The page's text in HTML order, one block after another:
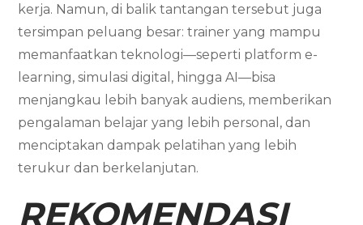
kerja. Namun, di balik tantangan tersebut juga
tersimpan peluang besar: trainer yang mampu
memanfaatkan teknologi—seperti platform e-
learning, simulasi digital, hingga AI—bisa
menjangkau lebih banyak audiens, memberikan
pengalaman belajar yang lebih personal, dan
menciptakan dampak pelatihan yang lebih
terukur dan berkelanjutan.
REKOMENDASI